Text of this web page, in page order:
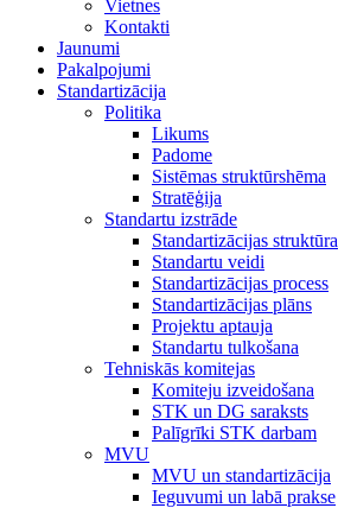
Vietnes
Kontakti
Jaunumi
Pakalpojumi
Standartizācija
Politika
Likums
Padome
Sistēmas struktūrshēma
Stratēģija
Standartu izstrāde
Standartizācijas struktūra
Standartu veidi
Standartizācijas process
Standartizācijas plāns
Projektu aptauja
Standartu tulkošana
Tehniskās komitejas
Komiteju izveidošana
STK un DG saraksts
Palīgrīki STK darbam
MVU
MVU un standartizācija
Ieguvumi un labā prakse